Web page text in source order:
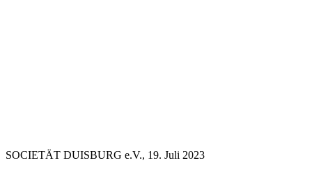
SOCIETÄT DUISBURG e.V., 19. Juli 2023